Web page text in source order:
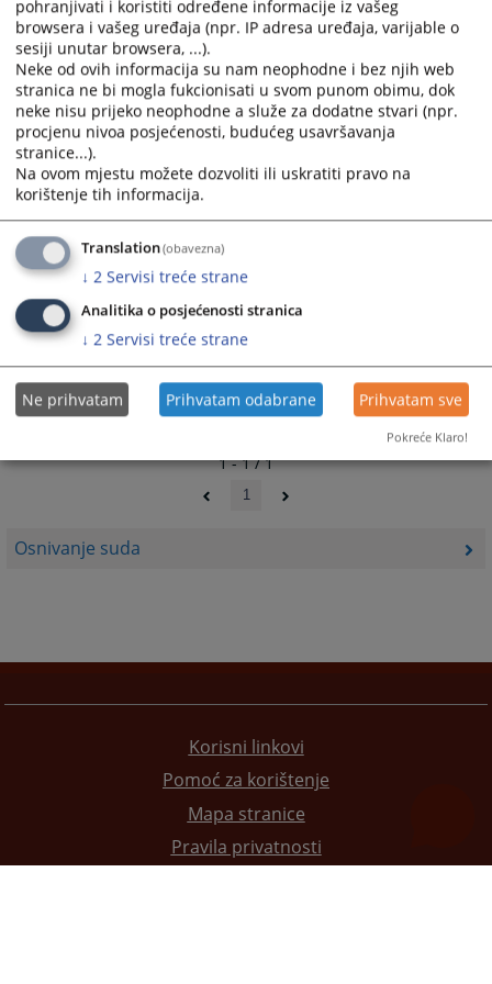
Osnivanje suda
and
select
a
date.
Press
the
question
mark
to
get
the
keyboard
shortcuts
changing
dates.
and
select
a
date.
Press
the
question
mark
get
the
keyboard
shortcuts
changing
dates.
1 - 1 / 1
1
Korisni linkovi
Pomoć za korištenje
Mapa stranice
Pravila privatnosti
pohranjivati i koristiti određene informacije iz vašeg
browsera i vašeg uređaja (npr. IP adresa uređaja, varijable o
sesiji unutar browsera, ...).
Neke od ovih informacija su nam neophodne i bez njih web
stranica ne bi mogla fukcionisati u svom punom obimu, dok
neke nisu prijeko neophodne a služe za dodatne stvari (npr.
procjenu nivoa posjećenosti, budućeg usavršavanja
stranice...).
Na ovom mjestu možete dozvoliti ili uskratiti pravo na
korištenje tih informacija.
Translation(obavezna)
↓ 2 Servisi treće strane
Analitika o posjećenosti stranica
↓ 2 Servisi treće strane
Ne prihvatam Prihvatam odabrane Prihvatam sve
Pokreće Klaro!